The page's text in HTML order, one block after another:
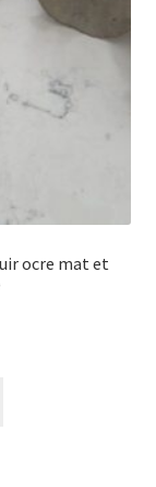
ocre mat et